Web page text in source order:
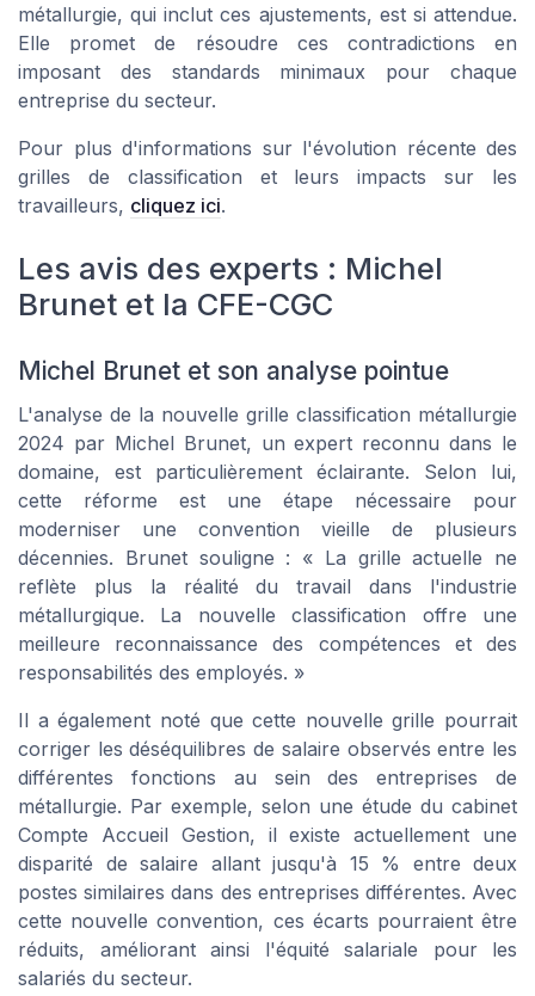
métallurgie, qui inclut ces ajustements, est si attendue.
Elle promet de résoudre ces contradictions en
imposant des standards minimaux pour chaque
entreprise du secteur.
Pour plus d'informations sur l'évolution récente des
grilles de classification et leurs impacts sur les
travailleurs, cliquez ici.
Les avis des experts : Michel
Brunet et la CFE-CGC
Michel Brunet et son analyse pointue
L'analyse de la nouvelle grille classification métallurgie
2024 par Michel Brunet, un expert reconnu dans le
domaine, est particulièrement éclairante. Selon lui,
cette réforme est une étape nécessaire pour
moderniser une convention vieille de plusieurs
décennies. Brunet souligne : « La grille actuelle ne
reflète plus la réalité du travail dans l'industrie
métallurgique. La nouvelle classification offre une
meilleure reconnaissance des compétences et des
responsabilités des employés. »
Il a également noté que cette nouvelle grille pourrait
corriger les déséquilibres de salaire observés entre les
différentes fonctions au sein des entreprises de
métallurgie. Par exemple, selon une étude du cabinet
Compte Accueil Gestion, il existe actuellement une
disparité de salaire allant jusqu'à 15 % entre deux
postes similaires dans des entreprises différentes. Avec
cette nouvelle convention, ces écarts pourraient être
réduits, améliorant ainsi l'équité salariale pour les
salariés du secteur.